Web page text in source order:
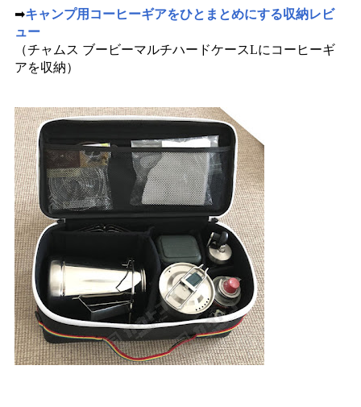
➡キャンプ用コーヒーギアをひとまとめにする収納レビ
ュー
（チャムス ブービーマルチハードケースLにコーヒーギ
アを収納）